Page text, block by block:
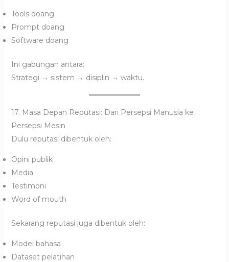
Tools doang
Prompt doang
Software doang
Ini gabungan antara:
Strategi → sistem → disiplin → waktu.
17. Masa Depan Reputasi: Dari Persepsi Manusia ke
Persepsi Mesin
Dulu reputasi dibentuk oleh:
Opini publik
Media
Testimoni
Word of mouth
Sekarang reputasi juga dibentuk oleh:
Model bahasa
Dataset pelatihan